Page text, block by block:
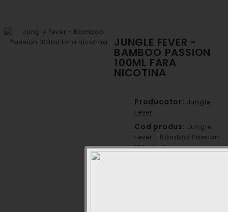
JUNGLE FEVER -
BAMBOO PASSION
100ML FARA
NICOTINA
Producator: Jungle
Fever
Cod produs: Jungle
Fever - Bamboo Passion
100ml - 0mg